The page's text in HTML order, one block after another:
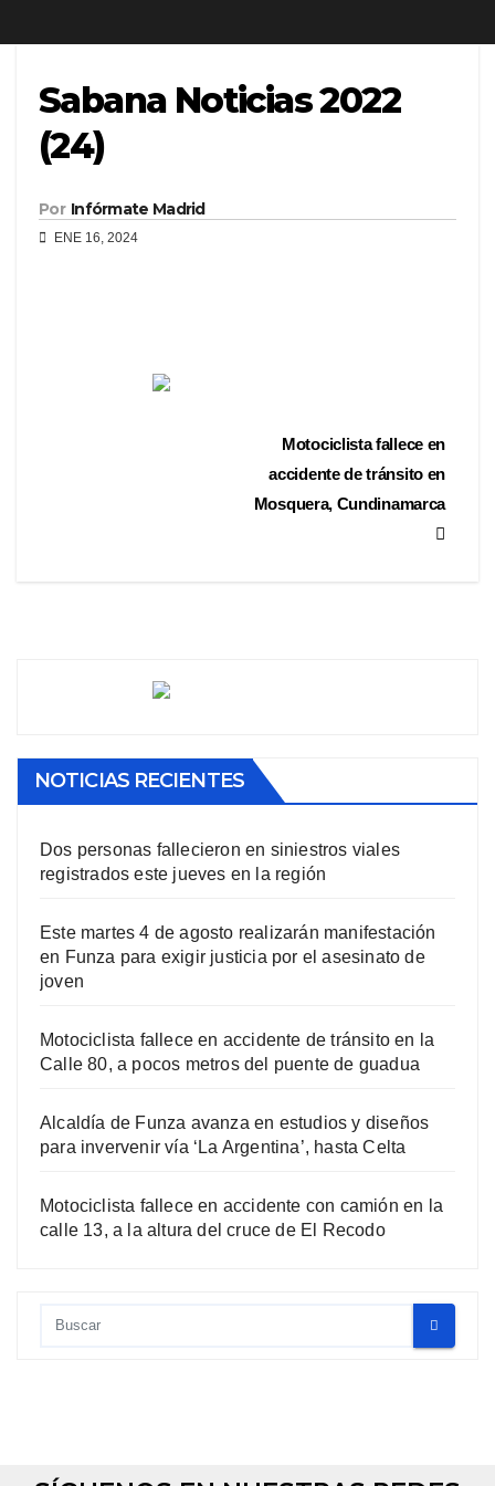
Sabana Noticias 2022
(24)
Por Infórmate Madrid
ENE 16, 2024
Motociclista fallece en
accidente de tránsito en
Mosquera, Cundinamarca
NOTICIAS RECIENTES
Dos personas fallecieron en siniestros viales
registrados este jueves en la región
Este martes 4 de agosto realizarán manifestación
en Funza para exigir justicia por el asesinato de
joven
Motociclista fallece en accidente de tránsito en la
Calle 80, a pocos metros del puente de guadua
Alcaldía de Funza avanza en estudios y diseños
para invervenir vía ‘La Argentina’, hasta Celta
Motociclista fallece en accidente con camión en la
calle 13, a la altura del cruce de El Recodo